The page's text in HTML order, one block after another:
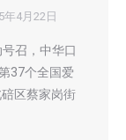
年4月22日
召，中华口
37个全国爱
区蔡家岗街